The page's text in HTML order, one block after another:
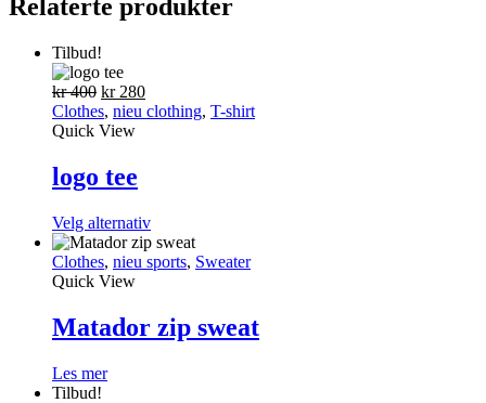
Relaterte produkter
Tilbud!
kr400 Opprinnelig
pris
var:
kr280Nåværende
pris
Clothes, nieu clothing, T-shirt
Quick View
logo tee
Velg alternativDette
produktet
har
Alternativene
kan
Clothes, nieu sports, Sweater
Quick View
Matador zip sweat
Les mer
Tilbud!